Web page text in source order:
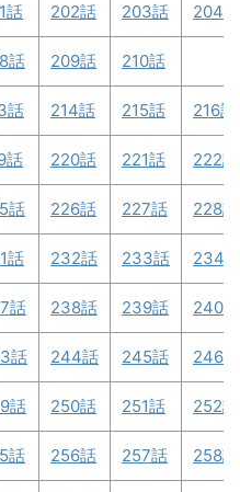
話 202話 203話 204話
話 209話 210話
話 214話 215話 216話
話 220話 221話 222話
話 226話 227話 228話
話 232話 233話 234話
話 238話 239話 240話
話 244話 245話 246話
話 250話 251話 252話
話 256話 257話 258話